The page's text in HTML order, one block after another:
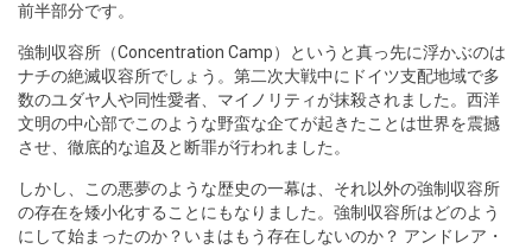
前半部分です。
強制収容所（Concentration Camp）というと真っ先に浮かぶのは
ナチの絶滅収容所でしょう。第二次大戦中にドイツ支配地域で多
数のユダヤ人や同性愛者、マイノリティが抹殺されました。西洋
文明の中心部でこのような野蛮な企てが起きたことは世界を震撼
させ、徹底的な追及と断罪が行われました。
しかし、この悪夢のような歴史の一幕は、それ以外の強制収容所
の存在を矮小化することにもなりました。強制収容所はどのよう
にして始まったのか？いまはもう存在しないのか？ アンドレア・